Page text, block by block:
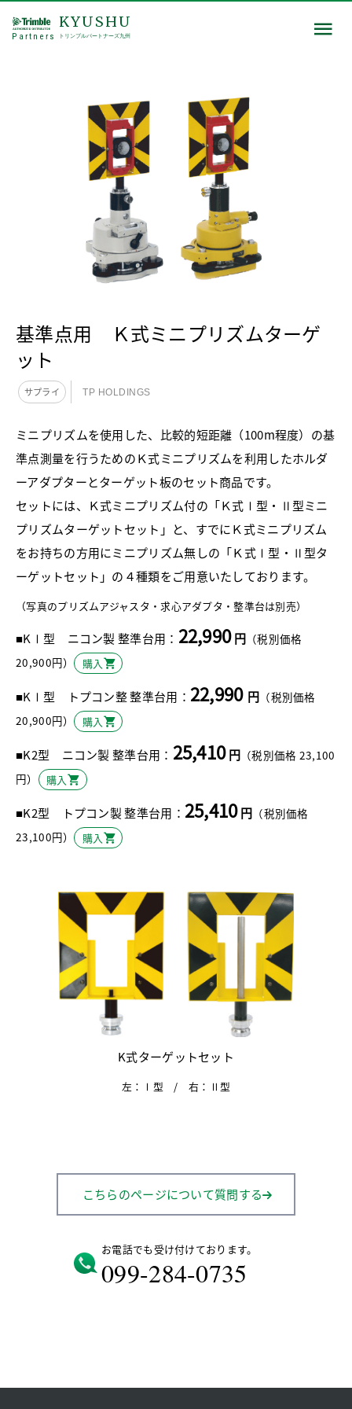
Partners
KYUSHU
トリンブルパートナーズ九州
基準点用 Ｋ式ミニプリズムターゲ
ット
サプライ TP HOLDINGS
ミニプリズムを使用した、比較的短距離（100m程度）の基
準点測量を行うためのＫ式ミニプリズムを利用したホルダ
ーアダプターとターゲット板のセット商品です。
セットには、Ｋ式ミニプリズム付の「Ｋ式Ⅰ型・Ⅱ型ミニ
プリズムターゲットセット」と、すでにＫ式ミニプリズム
をお持ちの方用にミニプリズム無しの「Ｋ式Ⅰ型・Ⅱ型タ
ーゲットセット」の４種類をご用意いたしております。
（写真のプリズムアジャスタ・求心アダプタ・整準台は別売）
■KⅠ型 ニコン製 整準台用： 22,990円（税別価格
20,900円）
購入
■KⅠ型 トプコン整 整準台用： 22,990 円 （税別価格
20,900円）
購入
■K2型 ニコン製 整準台用： 25,410円（税別価格 23,100
円）
購入
■K2型 トプコン製 整準台用： 25,410円 （税別価格
23,100円）
購入
K式ターゲットセット
左：Ⅰ型 / 右：Ⅱ型
こちらのページについて質問する
お電話でも受け付けております。
099-284-0735